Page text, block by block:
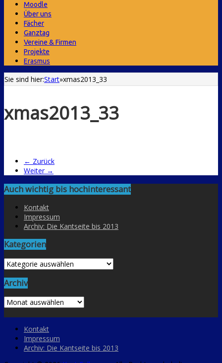
Moodle
Über uns
Fächer
Ganztag
Vereine & Firmen
Projekte
Erasmus
Sie sind hier:Start»xmas2013_33
xmas2013_33
← Zurück
Weiter →
Auch wichtig bis hochinteressant
Kontakt
Impressum
Archiv: Die Kantseite bis 2013
Kategorien
Kategorien
Archiv
Archiv
Kontakt
Impressum
Archiv: Die Kantseite bis 2013